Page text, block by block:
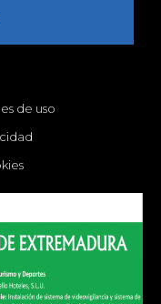
de uso